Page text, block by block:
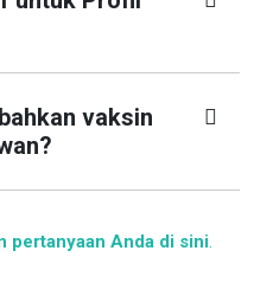
vaksin
pertanyaan Anda di sini.